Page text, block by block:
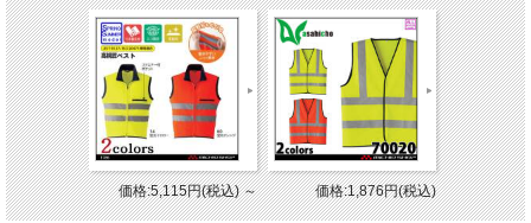
価格:5,115円(税込)～ 価格:1,876円(税込)